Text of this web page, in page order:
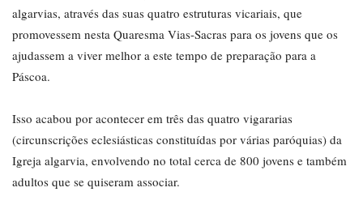
algarvias, através das suas quatro estruturas vicariais, que
promovessem nesta Quaresma Vias-Sacras para os jovens que os
ajudassem a viver melhor a este tempo de preparação para a
Páscoa.
Isso acabou por acontecer em três das quatro vigararias
(circunscrições eclesiásticas constituídas por várias paróquias) da
Igreja algarvia, envolvendo no total cerca de 800 jovens e também
adultos que se quiseram associar.